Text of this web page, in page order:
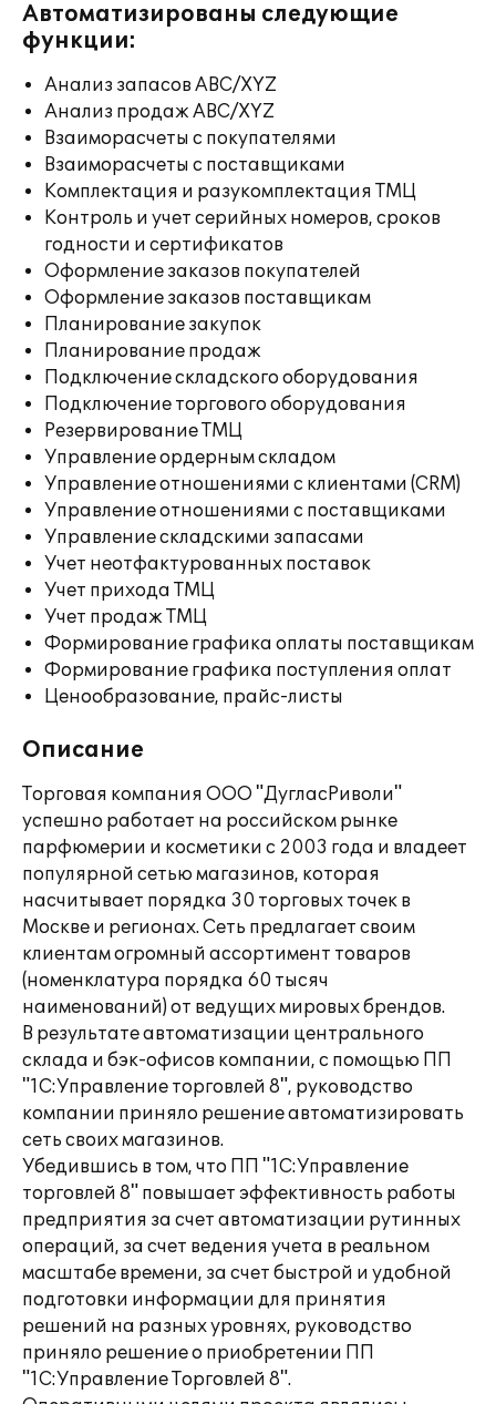
Автоматизированы следующие
функции:
Анализ запасов ABC/XYZ
Анализ продаж ABC/XYZ
Взаиморасчеты с покупателями
Взаиморасчеты с поставщиками
Комплектация и разукомплектация ТМЦ
Контроль и учет серийных номеров, сроков
годности и сертификатов
Оформление заказов покупателей
Оформление заказов поставщикам
Планирование закупок
Планирование продаж
Подключение складского оборудования
Подключение торгового оборудования
Резервирование ТМЦ
Управление ордерным складом
Управление отношениями с клиентами (CRM)
Управление отношениями с поставщиками
Управление складскими запасами
Учет неотфактурованных поставок
Учет прихода ТМЦ
Учет продаж ТМЦ
Формирование графика оплаты поставщикам
Формирование графика поступления оплат
Ценообразование, прайс-листы
Описание
Торговая компания ООО "ДугласРиволи"
успешно работает на российском рынке
парфюмерии и косметики с 2003 года и владеет
популярной сетью магазинов, которая
насчитывает порядка 30 торговых точек в
Москве и регионах. Сеть предлагает своим
клиентам огромный ассортимент товаров
(номенклатура порядка 60 тысяч
наименований) от ведущих мировых брендов.
В результате автоматизации центрального
склада и бэк-офисов компании, с помощью ПП
"1С:Управление торговлей 8", руководство
компании приняло решение автоматизировать
сеть своих магазинов.
Убедившись в том, что ПП "1С:Управление
торговлей 8" повышает эффективность работы
предприятия за счет автоматизации рутинных
операций, за счет ведения учета в реальном
масштабе времени, за счет быстрой и удобной
подготовки информации для принятия
решений на разных уровнях, руководство
приняло решение о приобретении ПП
"1С:Управление Торговлей 8".